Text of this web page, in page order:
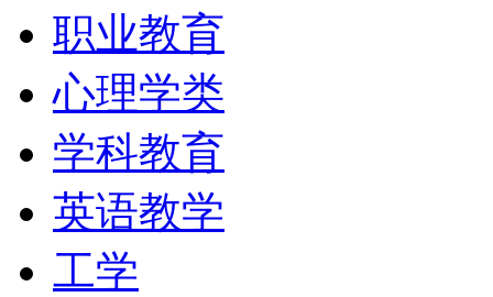
职业教育
心理学类
学科教育
英语教学
工学